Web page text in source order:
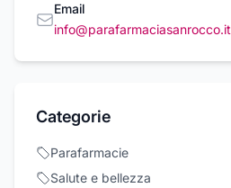
Email
info@parafarmaciasanrocco.it
Categorie
Parafarmacie
Salute e bellezza